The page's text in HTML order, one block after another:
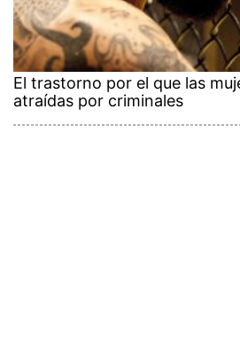
El trastorno por el que las
atraídas por criminales